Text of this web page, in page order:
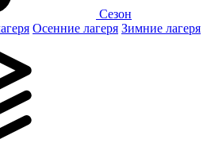
Сезон
Осенние лагеря Зимние лагеря